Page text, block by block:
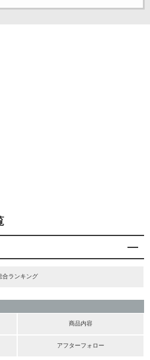
合ランキング
商品内容
アフターフォロー